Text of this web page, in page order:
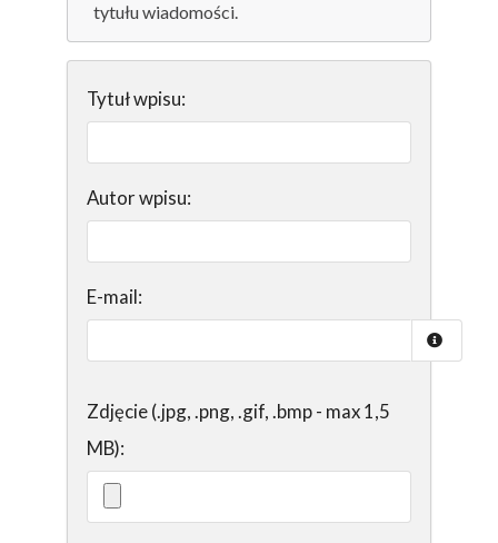
tytułu wiadomości.
Tytuł wpisu:
Autor wpisu:
E-mail:
Zdjęcie (.jpg, .png, .gif, .bmp - max 1,5
MB):